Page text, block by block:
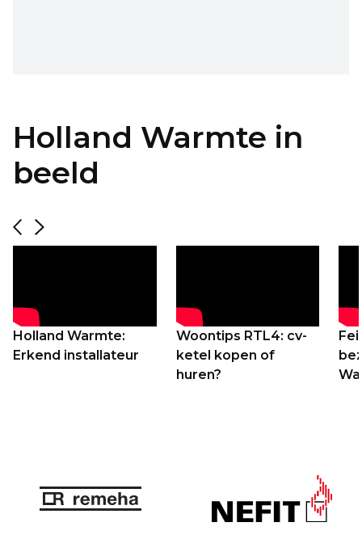
Holland Warmte in
beeld
Holland Warmte:
Erkend installateur
Woontips RTL4: cv-
ketel kopen of
huren?